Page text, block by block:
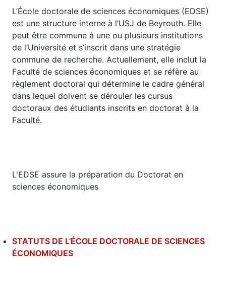
L’École doctorale de sciences économiques (EDSE)
est une structure interne à l’USJ de Beyrouth. Elle
peut être commune à une ou plusieurs institutions
de l’Université et s’inscrit dans une stratégie
commune de recherche. Actuellement, elle inclut la
Faculté de sciences économiques et se réfère au
règlement doctoral qui détermine le cadre général
dans lequel doivent se dérouler les cursus
doctoraux des étudiants inscrits en doctorat à la
Faculté.
L'EDSE assure la préparation du Doctorat en
sciences économiques
STATUTS DE L’ÉCOLE DOCTORALE DE SCIENCES
ÉCONOMIQUES